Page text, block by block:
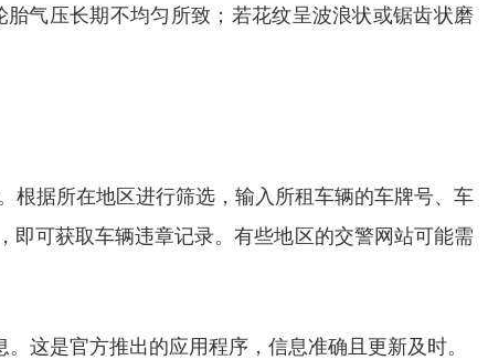
气压长期不均匀所致；若花纹呈波浪状或锯齿状磨
根据所在地区进行筛选，输入所租车辆的车牌号、车
可获取车辆违章记录。有些地区的交警网站可能需
这是官方推出的应用程序，信息准确且更新及时。